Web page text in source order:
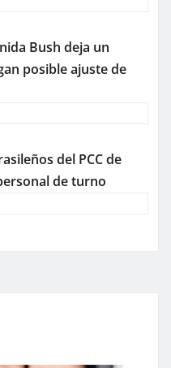
Bush deja un
posible ajuste de
del PCC de
de turno